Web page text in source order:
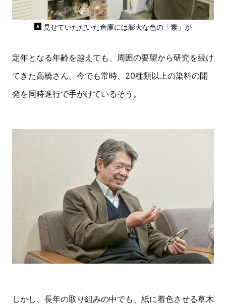
見せていただいた倉庫には膨大な色の「素」が
定年となる年齢を越えても、周囲の要望から研究を続け
てきた高橋さん。今でも常時、20種類以上の染料の開
発を同時進行で手がけているそう。
しかし、長年の取り組みの中でも、紙に着色させる草木